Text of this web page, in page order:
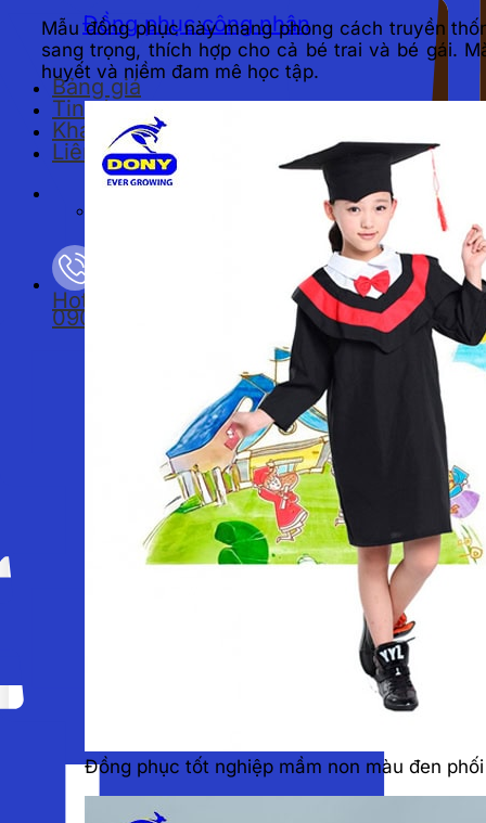
Đồng phục công nhân
Bảng giá
Tin tức
Khách hàng
Liên hệ
Hotline
0901893234
Mẫu đồng phục này mang phong cách truyền
sang trọng, thích hợp cho cả bé trai và bé gái.
huyết và niềm đam mê học tập.
Đồng phục tốt nghiệp mầm non màu đen